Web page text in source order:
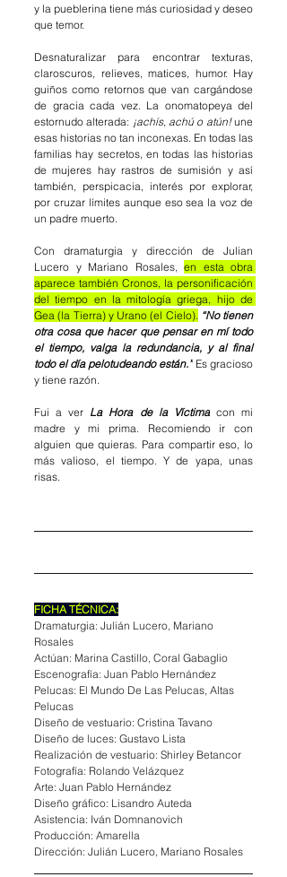
y la pueblerina tiene más curiosidad y deseo
que temor.
Desnaturalizar para encontrar texturas,
claroscuros, relieves, matices, humor. Hay
guiños como retornos que van cargándose
de gracia cada vez. La onomatopeya del
estornudo alterada: ¡achís, achú o atún! une
esas historias no tan inconexas. En todas las
familias hay secretos, en todas las historias
de mujeres hay rastros de sumisión y así
también, perspicacia, interés por explorar,
por cruzar límites aunque eso sea la voz de
un padre muerto.
Con dramaturgia y dirección de Julian
Lucero y Mariano Rosales, en esta obra
aparece también Cronos, la personificación
del tiempo en la mitología griega, hijo de
Gea (la Tierra) y Urano (el Cielo). “No tienen
otra cosa que hacer que pensar en mí todo
el tiempo, valga la redundancia, y al final
todo el día pelotudeando están.” Es gracioso
y tiene razón.
Fui a ver La Hora de la Víctima con mi
madre y mi prima. Recomiendo ir con
alguien que quieras. Para compartir eso, lo
más valioso, el tiempo. Y de yapa, unas
risas.
FICHA TÉCNICA:
Dramaturgia: Julián Lucero, Mariano
Rosales
Actúan: Marina Castillo, Coral Gabaglio
Escenografía: Juan Pablo Hernández
Pelucas: El Mundo De Las Pelucas, Altas
Pelucas
Diseño de vestuario: Cristina Tavano
Diseño de luces: Gustavo Lista
Realización de vestuario: Shirley Betancor
Fotografía: Rolando Velázquez
Arte: Juan Pablo Hernández
Diseño gráfico: Lisandro Auteda
Asistencia: Iván Domnanovich
Producción: Amarella
Dirección: Julián Lucero, Mariano Rosales